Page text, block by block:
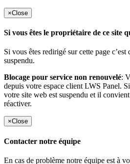
×Close
Si vous êtes le propriétaire de ce site
Si vous êtes redirigé sur cette page c’est
suspendu.
Blocage pour service non renouvelé:
depuis votre espace client LWS Panel.
votre site web est suspendu et il
réactiver.
×Close
Contacter notre équipe
En cas de problème notre équipe est à